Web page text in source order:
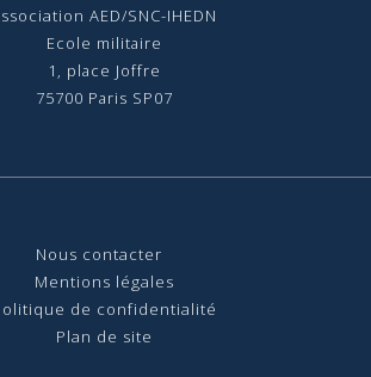
AED/SNC-IHEDN
Ecole militaire
1, place Joffre
75700 Paris SP07
Nous contacter
Mentions légales
de confidentialité
Plan de site